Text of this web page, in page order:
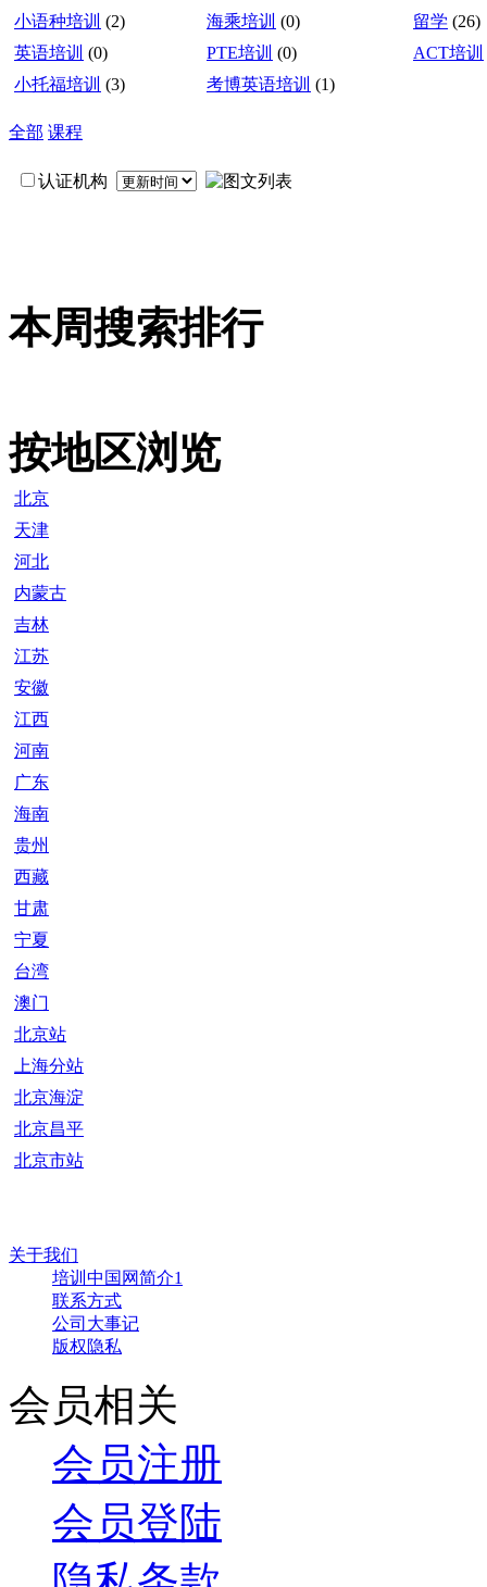
小语种培训 (2) 海乘培训 (0) 留学 (26)
英语培训 (0) PTE培训 (0)
ACT培训
小托福培训 (3) 考博英语培训 (1)
全部 课程
认证机构
本周搜索排行
按地区浏览
北京
天津
河北
内蒙古
吉林
江苏
安徽
江西
河南
广东
海南
贵州
西藏
甘肃
宁夏
台湾
澳门
北京站
上海分站
北京海淀
北京昌平
北京市站
关于我们
培训中国网简介1
联系方式
公司大事记
版权隐私
会员相关
会员注册
会员登陆